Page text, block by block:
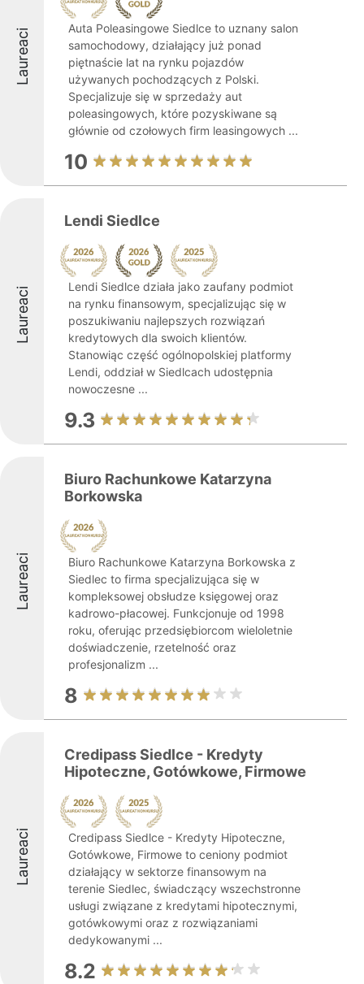
Laureaci
Auta Poleasingowe Siedlce to uznany salon
samochodowy, działający już ponad
piętnaście lat na rynku pojazdów
używanych pochodzących z Polski.
Specjalizuje się w sprzedaży aut
poleasingowych, które pozyskiwane są
głównie od czołowych firm leasingowych ...
10
Laureaci
Lendi Siedlce
Lendi Siedlce działa jako zaufany podmiot
na rynku finansowym, specjalizując się w
poszukiwaniu najlepszych rozwiązań
kredytowych dla swoich klientów.
Stanowiąc część ogólnopolskiej platformy
Lendi, oddział w Siedlcach udostępnia
nowoczesne ...
9.3
Laureaci
Biuro Rachunkowe Katarzyna
Borkowska
Biuro Rachunkowe Katarzyna Borkowska z
Siedlec to firma specjalizująca się w
kompleksowej obsłudze księgowej oraz
kadrowo-płacowej. Funkcjonuje od 1998
roku, oferując przedsiębiorcom wieloletnie
doświadczenie, rzetelność oraz
profesjonalizm ...
8
Laureaci
Credipass Siedlce - Kredyty
Hipoteczne, Gotówkowe, Firmowe
Credipass Siedlce - Kredyty Hipoteczne,
Gotówkowe, Firmowe to ceniony podmiot
działający w sektorze finansowym na
terenie Siedlec, świadczący wszechstronne
usługi związane z kredytami hipotecznymi,
gotówkowymi oraz z rozwiązaniami
dedykowanymi ...
8.2